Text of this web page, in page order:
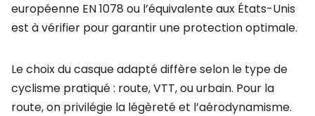
européenne EN 1078 ou l’équivalente aux États-Unis
est à vérifier pour garantir une protection optimale.
Le choix du casque adapté diffère selon le type de
cyclisme pratiqué : route, VTT, ou urbain. Pour la
route, on privilégie la légèreté et l’aérodynamisme.